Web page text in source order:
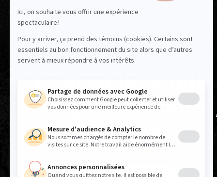
17 AFFILIÉS POUR
MIEUX
VOS BESOINS